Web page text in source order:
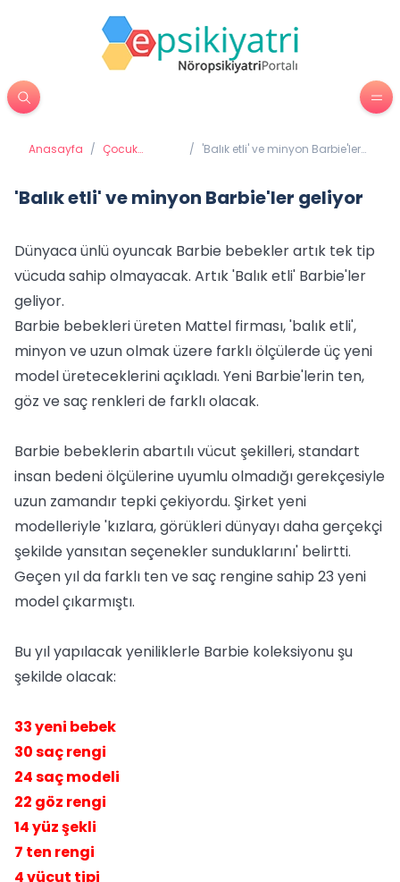
Anasayfa / Çocuk
/ 'Balık etli' ve minyon Barbie'ler
'Balık etli' ve minyon Barbie'ler geliyor
Dünyaca ünlü oyuncak Barbie bebekler artık tek tip
vücuda sahip olmayacak. Artık 'Balık etli' Barbie'ler
geliyor.
Barbie bebekleri üreten Mattel firması, 'balık etli',
minyon ve uzun olmak üzere farklı ölçülerde üç yeni
model üreteceklerini açıkladı. Yeni Barbie'lerin ten,
göz ve saç renkleri de farklı olacak.
Barbie bebeklerin abartılı vücut şekilleri, standart
insan bedeni ölçülerine uyumlu olmadığı gerekçesiyle
uzun zamandır tepki çekiyordu. Şirket yeni
modelleriyle 'kızlara, görükleri dünyayı daha gerçekçi
şekilde yansıtan seçenekler sunduklarını' belirtti.
Geçen yıl da farklı ten ve saç rengine sahip 23 yeni
model çıkarmıştı.
Bu yıl yapılacak yeniliklerle Barbie koleksiyonu şu
şekilde olacak:
33 yeni bebek
30 saç rengi
24 saç modeli
22 göz rengi
14 yüz şekli
7 ten rengi
4 vücut tipi